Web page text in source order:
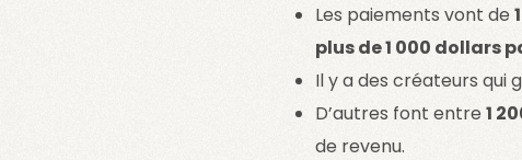
Les paiements vont de
plus de 1 000 dollars
Il y a des créateurs qui
D’autres font entre1
de revenu.